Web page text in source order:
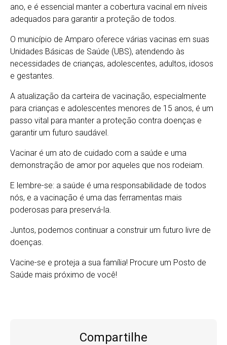
ano, e é essencial manter a cobertura vacinal em níveis
adequados para garantir a proteção de todos.
O município de Amparo oferece várias vacinas em suas
Unidades Básicas de Saúde (UBS), atendendo às
necessidades de crianças, adolescentes, adultos, idosos
e gestantes.
A atualização da carteira de vacinação, especialmente
para crianças e adolescentes menores de 15 anos, é um
passo vital para manter a proteção contra doenças e
garantir um futuro saudável.
Vacinar é um ato de cuidado com a saúde e uma
demonstração de amor por aqueles que nos rodeiam.
E lembre-se: a saúde é uma responsabilidade de todos
nós, e a vacinação é uma das ferramentas mais
poderosas para preservá-la.
Juntos, podemos continuar a construir um futuro livre de
doenças.
Vacine-se e proteja a sua família! Procure um Posto de
Saúde mais próximo de você!
Compartilhe